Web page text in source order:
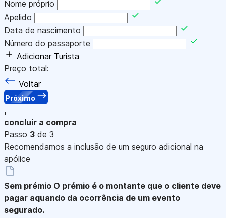
Nome próprio
Apelido
Data de nascimento
Número do passaporte
Adicionar Turista
Preço total:
Voltar
Próximo
,
concluir a compra
Passo 3 de 3
Recomendamos a inclusão de um seguro adicional na
apólice
Sem prémio O prémio é o montante que o cliente deve
pagar aquando da ocorrência de um evento
segurado.